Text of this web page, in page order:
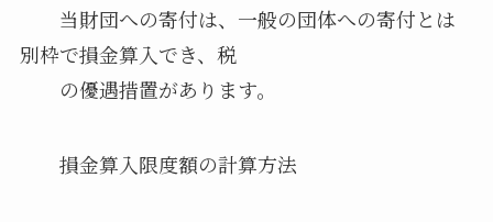
当財団への寄付は、一般の団体への寄付とは
別枠で損金算入でき、税
の優遇措置があります。
損金算入限度額の計算方法